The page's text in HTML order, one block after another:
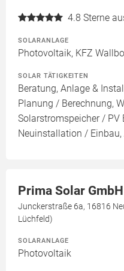
4.8 Sterne
SOLARANLAGE
Photovoltaik, KFZ
SOLAR TÄTIGKEITEN
Beratung, Anlage &
Planung / Berechnung,
Solarstromspeicher / PV
Neuinstallation /
Prima Solar GmbH
Junckerstraße 6a, 16816
Lüchfeld)
SOLARANLAGE
Photovoltaik